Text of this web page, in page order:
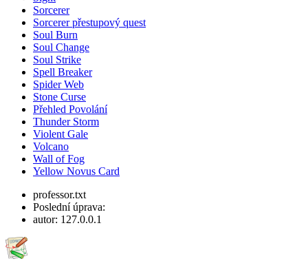
Sorcerer
Sorcerer přestupový quest
Soul Burn
Soul Change
Soul Strike
Spell Breaker
Spider Web
Stone Curse
Přehled Povolání
Thunder Storm
Violent Gale
Volcano
Wall of Fog
Yellow Novus Card
professor.txt
Poslední úprava:
autor: 127.0.0.1